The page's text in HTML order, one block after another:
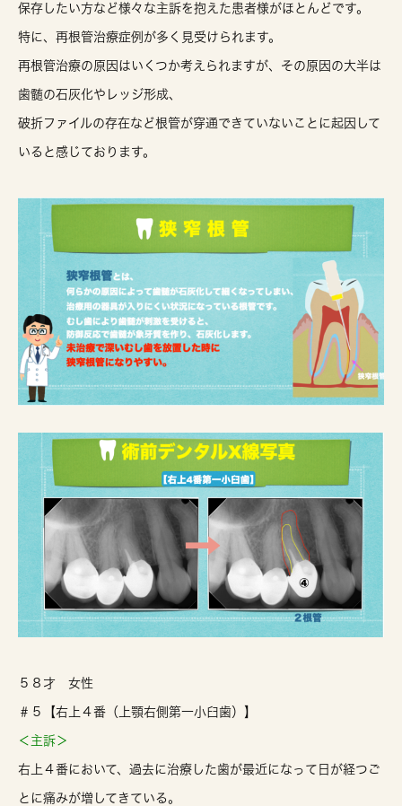
保存したい方など様々な主訴を抱えた患者様がほとんどです。
特に、再根管治療症例が多く見受けられます。
再根管治療の原因はいくつか考えられますが、その原因の大半は
歯髄の石灰化やレッジ形成、
破折ファイルの存在など根管が穿通できていないことに起因して
いると感じております。
５８才 女性
＃５【右上４番（上顎右側第一小臼歯）】
＜主訴＞
右上４番において、過去に治療した歯が最近になって日が経つご
とに痛みが増してきている。